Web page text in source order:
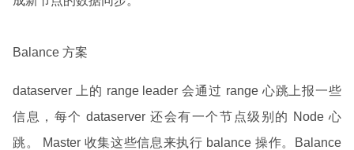
Balance 方案
dataserver 上的 range leader 会通过 range 心跳上报一些
信息，每个 dataserver 还会有一个节点级别的 Node 心
跳。 Master 收集这些信息来执行 balance 操作。Balance